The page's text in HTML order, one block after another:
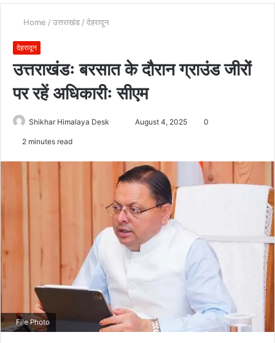
Home / उत्तराखंड / देहरादून
देहरादून
उत्तराखंडः बरसात के दौरान ग्राउंड जीरों
पर रहें अधिकारीः सीएम
Shikhar Himalaya Desk
SendAugust 4, 2025 0
2 minutes read
File Photo